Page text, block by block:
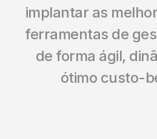
implantar as
ferramentas de
de forma ágil,
ótimo custo-